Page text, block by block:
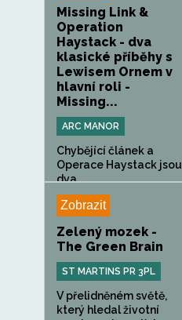
Missing Link &
Operation
Haystack - dva
klasické příběhy s
Lewisem Ornem v
hlavní roli -
Missing...
ARC MANOR
Chybějící článek a
Operace Haystack jsou
dva...
Zobrazit
Zelený mozek -
The Green Brain
ST MARTINS PR 3PL
V přelidněném světě,
který hledal životní